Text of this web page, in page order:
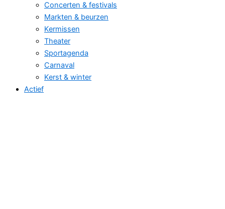
Concerten & festivals
Markten & beurzen
Kermissen
Theater
Sportagenda
Carnaval
Kerst & winter
Actief